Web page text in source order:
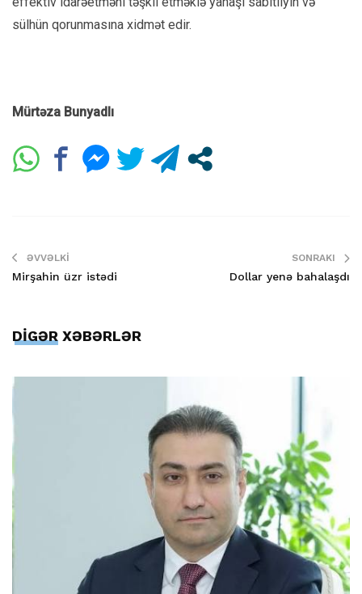
sülhün qorunmasına xidmət edir.
Mürtəza Bunyadlı
ƏVVƏLKI
Mirşahin üzr istədi
SONRAKI
Dollar yenə bahalaşdı
DİGƏR XƏBƏRLƏR